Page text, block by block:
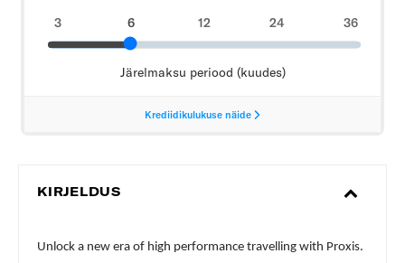
KIRJELDUS
Unlock a new era of high performance travelling with Proxis.